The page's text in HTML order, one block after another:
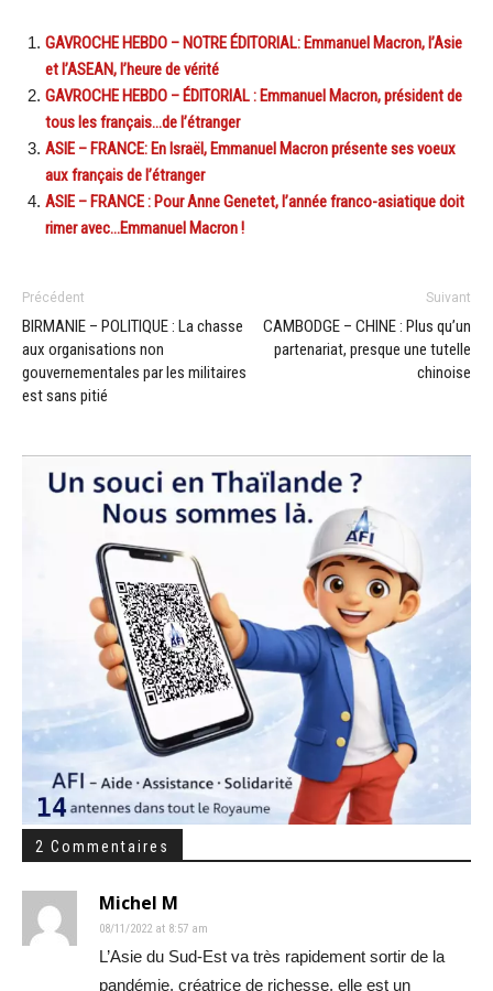
GAVROCHE HEBDO – NOTRE ÉDITORIAL: Emmanuel Macron, l’Asie
et l’ASEAN, l’heure de vérité
GAVROCHE HEBDO – ÉDITORIAL : Emmanuel Macron, président de
tous les français…de l’étranger
ASIE – FRANCE: En Israël, Emmanuel Macron présente ses voeux
aux français de l’étranger
ASIE – FRANCE : Pour Anne Genetet, l’année franco-asiatique doit
rimer avec…Emmanuel Macron !
Précédent
BIRMANIE – POLITIQUE : La chasse
aux organisations non
gouvernementales par les militaires
est sans pitié
Suivant
CAMBODGE – CHINE : Plus qu’un
partenariat, presque une tutelle
chinoise
2 Commentaires
Michel M
08/11/2022 at 8:57 am
L’Asie du Sud-Est va très rapidement sortir de la
pandémie, créatrice de richesse, elle est un